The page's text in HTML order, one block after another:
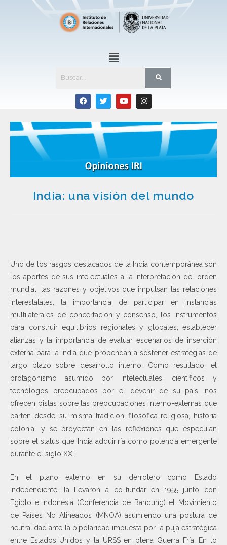
India: una visión del mundo
Uno de los rasgos destacados de la India contemporánea son
los aportes de sus intelectuales a la interpretación del orden
mundial, las razones y objetivos que impulsan las relaciones
interestatales, la importancia de participar en instancias
multilaterales de concertación y consenso, los instrumentos
para construir equilibrios regionales y globales, establecer
alianzas y la importancia de evaluar escenarios de inserción
externa para la India que propendan a sostener estrategias de
largo plazo sobre desarrollo interno. Como resultado, el
protagonismo asumido por intelectuales, científicos y
tecnólogos preocupados por el devenir de su país, nos
ofrecen pistas sobre las preocupaciones interno-externas que
parten desde su misma tradición filosófica-religiosa, historia
colonial y se proyectan en las reflexiones que especulan
sobre el status que India adquiriría como potencia emergente
durante el siglo XXI.
En el plano externo en su derrotero como Estado
independiente, la llevaron a co-fundar en 1955 junto con
Egipto e Indonesia (Conferencia de Bandung) el Movimiento
de Países No Alineados (MNOA) asumiendo una postura de
neutralidad ante la bipolaridad impuesta por la puja estratégica
entre Estados Unidos y la URSS en plena Guerra Fría. En lo